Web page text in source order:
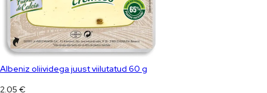
Albeniz oliividega juust viilutatud 60 g
2.05 €